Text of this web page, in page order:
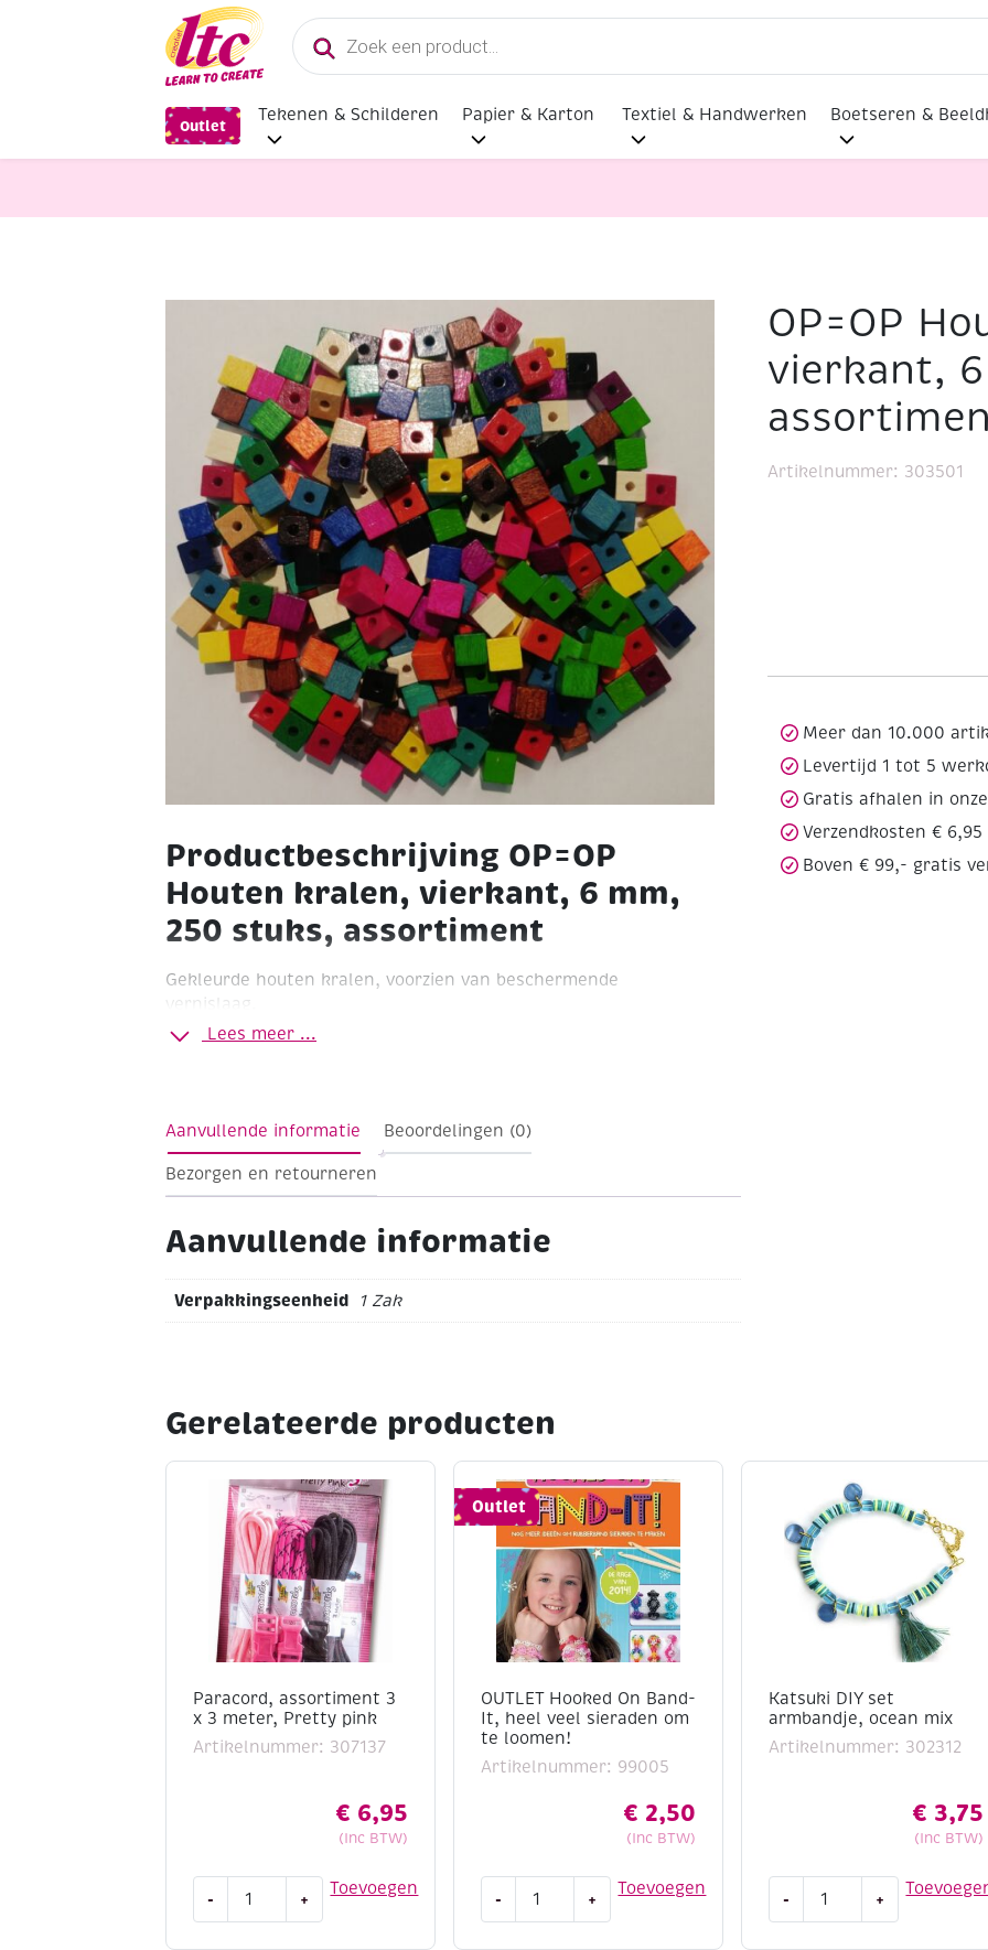
Producten
zoeken
Outlet
Tekenen & Schilderen Papier & Karton Textiel & Handwerken Boetseren &
Sieraden maken OP=OP Houten kralen, vierkant, 6 mm, 250 stuks, assortiment
Productbeschrijving OP=OP
Houten kralen, vierkant, 6 mm,
250 stuks, assortiment
Gekleurde houten kralen, voorzien van beschermende
vernislaag.
VierkantFormaat 6 mm
Lees meer ...
OP=OP
vierkant,
Artikelnummer: 303501
Meer dan 10.000
Levertijd 1 tot 5
Gratis afhalen in
Verzendkosten € 6,95
Boven € 99,- gratis
Aanvullende informatie Beoordelingen (0)
Bezorgen en retourneren
Aanvullende informatie
Verpakkingseenheid 1 Zak
Gerelateerde producten
Paracord, assortiment 3
x 3 meter, Pretty pink
Artikelnummer: 307137
€ 6,95
(Inc BTW)
Toevoegen
-
assortiment
+
Outlet
OUTLET Hooked On Band-
It, heel veel sieraden om
te loomen!
Artikelnummer: 99005
€ 2,50
(Inc BTW)
Toevoegen
-
Hooked
+
Katsuki DIY set
armbandje, ocean mix
Artikelnummer: 302312
€ 3,75
(Inc BTW)
- +